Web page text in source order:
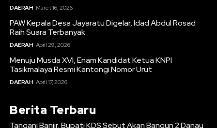
DAERAH Maret 16, 2026
PAW Kepala Desa Jayaratu Digelar, Idad Abdul Rosad
Raih Suara Terbanyak
DAERAH April 29, 2026
Menuju Musda XVI, Enam Kandidat Ketua KNPI
Tasikmalaya Resmi Kantongi Nomor Urut
DAERAH April 17, 2026
Berita Terbaru
Tangani Banjir, Bupati KDS Sebut Akan Bangun 2 Danau